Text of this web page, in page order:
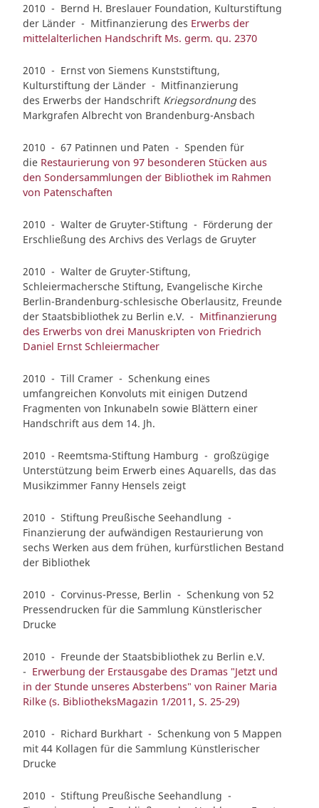
2010 - Bernd H. Breslauer Foundation, Kulturstiftung
der Länder - Mitfinanzierung des Erwerbs der
mittelalterlichen Handschrift Ms. germ. qu. 2370
2010 - Ernst von Siemens Kunststiftung,
Kulturstiftung der Länder - Mitfinanzierung
des Erwerbs der Handschrift Kriegsordnungdes
Markgrafen Albrecht von Brandenburg-Ansbach
2010 - 67 Patinnen und Paten - Spenden für
die Restaurierung von 97 besonderen Stücken aus
den Sondersammlungen der Bibliothek im Rahmen
von Patenschaften
2010 - Walter de Gruyter-Stiftung - Förderung der
Erschließung des Archivs des Verlags de Gruyter
2010 - Walter de Gruyter-Stiftung,
Schleiermachersche Stiftung, Evangelische Kirche
Berlin-Brandenburg-schlesische Oberlausitz, Freunde
der Staatsbibliothek zu Berlin e.V. - Mitfinanzierung
des Erwerbs von drei Manuskripten von Friedrich
Daniel Ernst Schleiermacher
2010 - Till Cramer - Schenkung eines
umfangreichen Konvoluts mit einigen Dutzend
Fragmenten von Inkunabeln sowie Blättern einer
Handschrift aus dem 14. Jh.
2010 - Reemtsma-Stiftung Hamburg - großzügige
Unterstützung beim Erwerb eines Aquarells, das das
Musikzimmer Fanny Hensels zeigt
2010 - Stiftung Preußische Seehandlung -
Finanzierung der aufwändigen Restaurierung von
sechs Werken aus dem frühen, kurfürstlichen Bestand
der Bibliothek
2010 - Corvinus-Presse, Berlin - Schenkung von 52
Pressendrucken für die Sammlung Künstlerischer
Drucke
2010 - Freunde der Staatsbibliothek zu Berlin e.V.
- Erwerbung der Erstausgabe des Dramas "Jetzt und
in der Stunde unseres Absterbens" von Rainer Maria
Rilke (s. BibliotheksMagazin 1/2011, S. 25-29)
2010 - Richard Burkhart - Schenkung von 5 Mappen
mit 44 Kollagen für die Sammlung Künstlerischer
Drucke
2010 - Stiftung Preußische Seehandlung -